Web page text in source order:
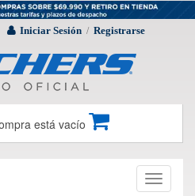
Iniciar Sesión / Registrarse
está vacío
Toggle